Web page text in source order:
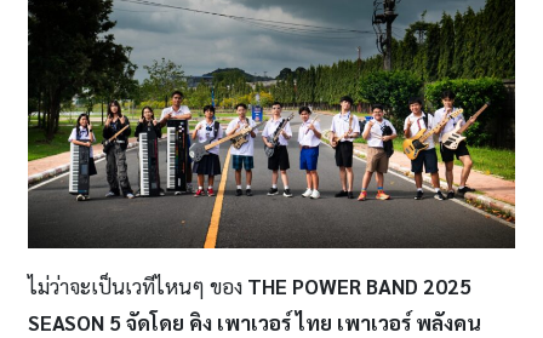
ไม่ว่าจะเป็นเวทีไหนๆ ของ THE POWER BAND 2025
SEASON 5 จัดโดย คิง เพาเวอร์ ไทย เพาเวอร์ พลังคน